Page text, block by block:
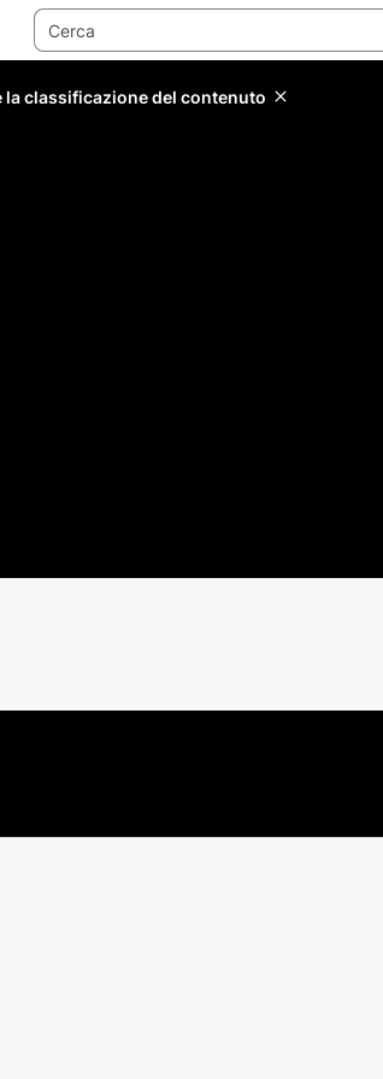
classificazione del contenuto